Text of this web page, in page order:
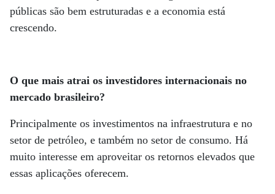
públicas são bem estruturadas e a economia está
crescendo.
O que mais atrai os investidores internacionais no
mercado brasileiro?
Principalmente os investimentos na infraestrutura e no
setor de petróleo, e também no setor de consumo. Há
muito interesse em aproveitar os retornos elevados que
essas aplicações oferecem.